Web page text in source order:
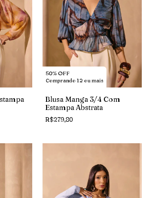
50% OFF
Comprando 12 ou mais
Blusa Manga 3/4 Com
Estampa Abstrata
R$279,80